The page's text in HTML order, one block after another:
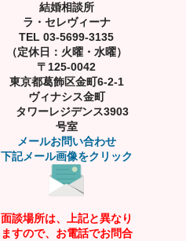
結婚相談所
ラ・セレヴィーナ
TEL 03-5699-3135
（定休日：火曜・水曜）
〒125-0042
東京都葛飾区金町6-2-1
ヴィナシス金町
タワーレジデンス3903
号室
メールお問い合わせ
下記メール画像をクリック
面談場所は、上記と異なり
ますので、お電話でお問合